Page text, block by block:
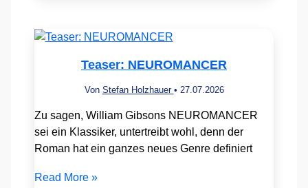
Teaser: NEUROMANCER
Von Stefan Holzhauer • 27.07.2026
Zu sagen, William Gibsons NEUROMANCER
sei ein Klassiker, untertreibt wohl, denn der
Roman hat ein ganzes neues Genre definiert
Read More »